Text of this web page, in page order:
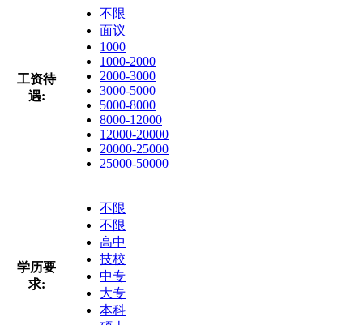
工资待
遇:
不限
面议
1000
1000-2000
2000-3000
3000-5000
5000-8000
8000-12000
12000-20000
20000-25000
25000-50000
学历要
求:
不限
不限
高中
技校
中专
大专
本科